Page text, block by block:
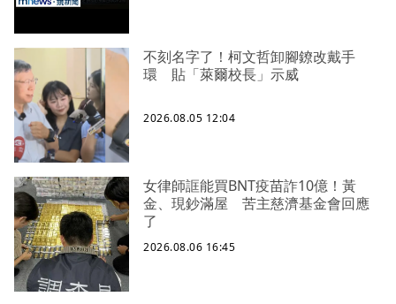
不刻名字了！柯文哲卸腳鐐改戴手
環 貼「萊爾校長」示威
2026.08.05 12:04
女律師誆能買BNT疫苗詐10億！黃
金、現鈔滿屋 苦主慈濟基金會回應
了
2026.08.06 16:45